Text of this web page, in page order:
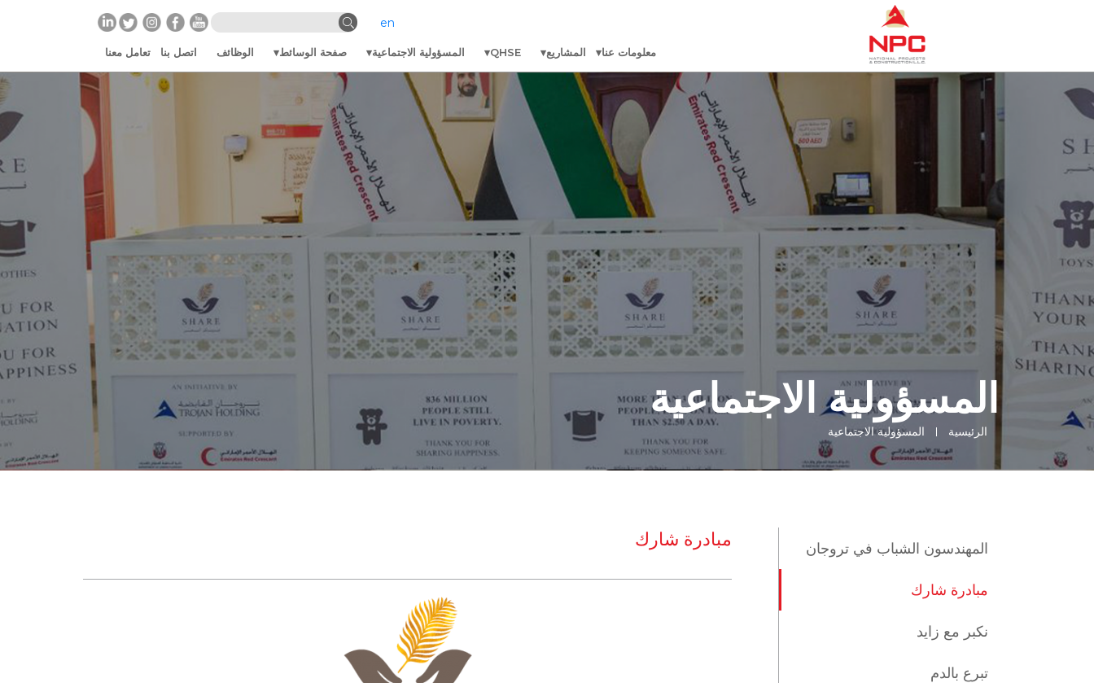
en
معلومات عنا المشاريع QHSE المسؤولية الاجتماعية صفحة الوسائط الوظائف اتصل بنا تعامل معنا
المسؤولية الاجتماعية
الرئيسية المسؤولية الاجتماعية
المهندسون الشباب في تروجان
مبادرة شارك
نكبر مع زايد
تبرع بالدم
مبادرة شارك